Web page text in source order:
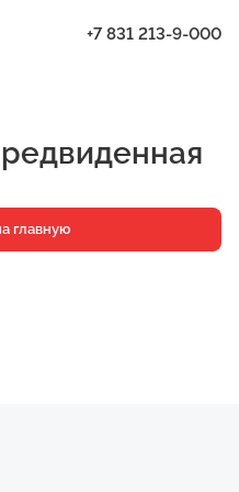
+7 831 213-9-000
главную